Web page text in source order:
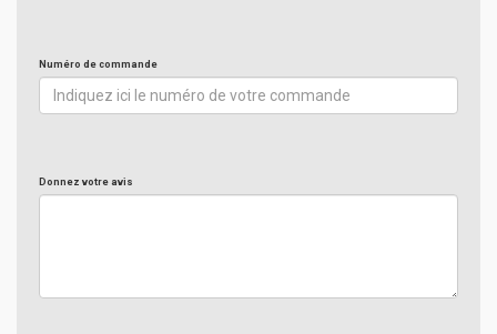
Numéro de commande
Donnez votre avis